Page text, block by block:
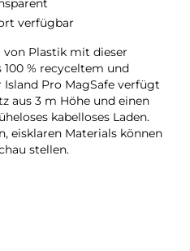
verfügbar
von Plastik mit dieser
% recyceltem und
Pro MagSafe verfügt
aus 3 m Höhe und einen
kabelloses Laden.
eisklaren Materials können
stellen.